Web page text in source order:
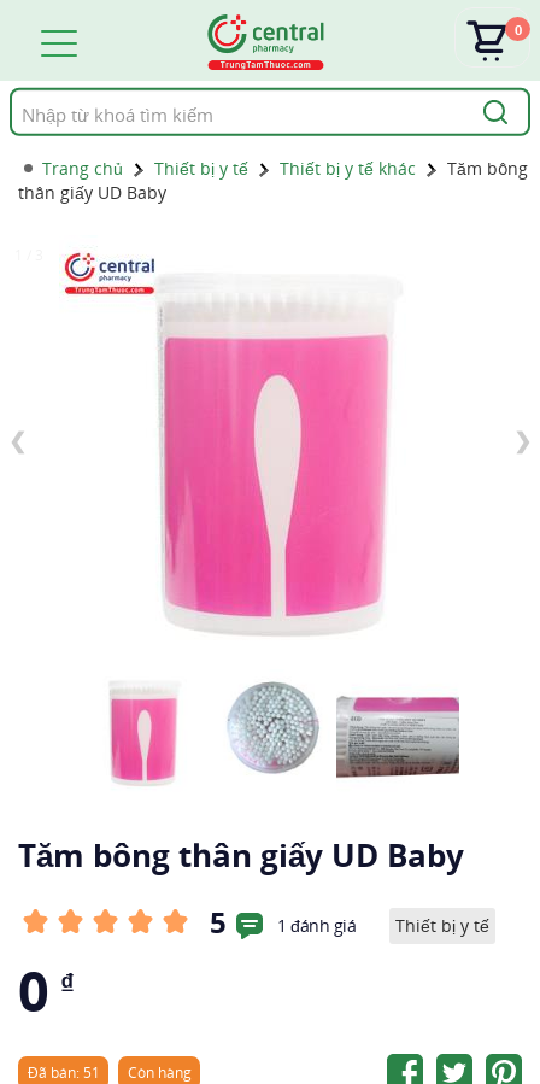
Tìm
kiếm
0
Trang chủ Thiết bị y tế Thiết bị y tế khác
Tăm bông
thân giấy UD Baby
❮ ❯
Tăm bông thân giấy UD Baby
5 1 đánh giá Thiết bị y tế
0 ₫
Đã bán: 51 Còn hàng